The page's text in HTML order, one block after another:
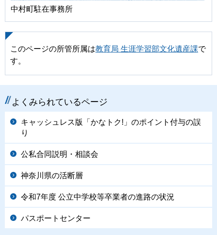
中村町駐在事務所
このページの所管所属は教育局 生涯学習部文化遺産課で
す。
よくみられているページ
キャッシュレス版「かなトク!」のポイント付与の誤
り
公私合同説明・相談会
神奈川県の活断層
令和7年度 公立中学校等卒業者の進路の状況
パスポートセンター